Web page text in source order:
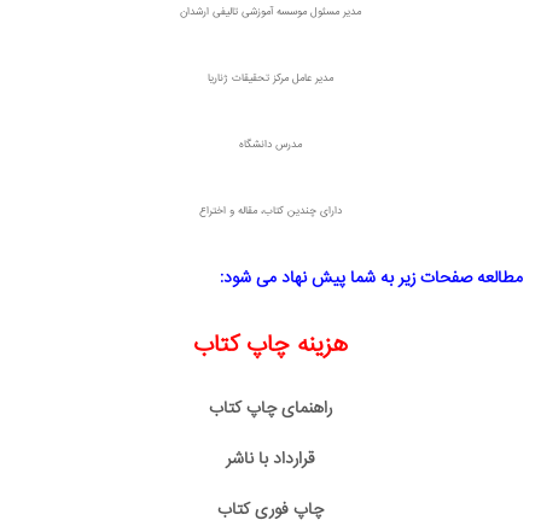
مدیر مسئول موسسه آموزشی تالیفی ارشدان
مدیر عامل مرکز تحقیقات ژناریا
مدرس دانشگاه
دارای چندین کتاب، مقاله و اختراع
مطالعه صفحات زیر به شما پیش نهاد می شود:
هزینه چاپ کتاب
راهنمای چاپ کتاب
قرارداد با ناشر
چاپ فوری کتاب